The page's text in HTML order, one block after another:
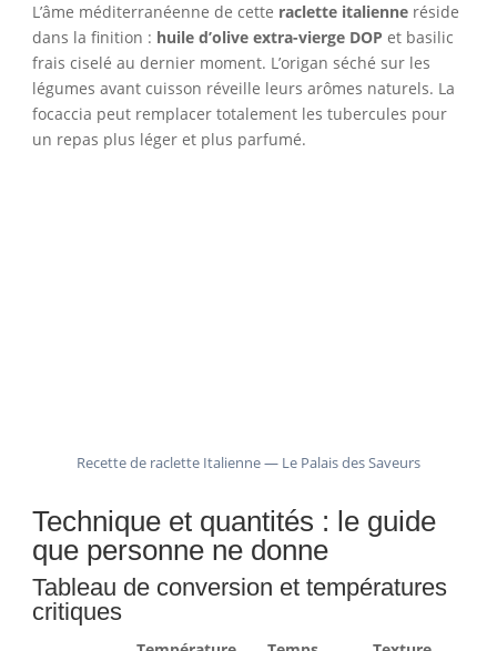
L’âme méditerranéenne de cette raclette italienneréside
dans la finition : huile d’olive extra-vierge DOP et basilic
frais ciselé au dernier moment. L’origan séché sur les
légumes avant cuisson réveille leurs arômes naturels. La
focaccia peut remplacer totalement les tubercules pour
un repas plus léger et plus parfumé.
Recette de raclette Italienne — Le Palais des Saveurs
Technique et quantités : le guide
que personne ne donne
Tableau de conversion et températures
critiques